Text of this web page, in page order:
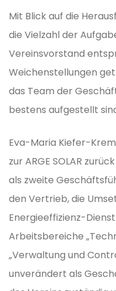
Mit Blick auf die
die Vielzahl der
Vereinsvorstand
Weichenstellungen
das Team der
bestens aufgestellt
Eva-Maria Kiefer-
zur ARGE SOLAR
als zweite
den Vertrieb, die
Energieeffizienz-
Arbeitsbereiche
„Verwaltung und
unverändert als